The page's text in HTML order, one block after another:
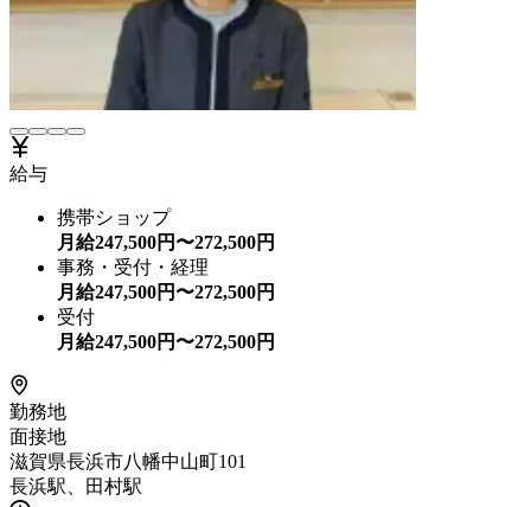
給与
携帯ショップ
月給247,500円〜272,500円
事務・受付・経理
月給247,500円〜272,500円
受付
月給247,500円〜272,500円
勤務地
面接地
滋賀県長浜市八幡中山町101
長浜駅、田村駅